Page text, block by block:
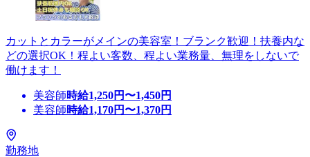
カットとカラーがメインの美容室！ブランク歓迎！扶養内な
どの選択OK！程よい客数、程よい業務量、無理をしないで
働けます！
美容師時給1,250円〜1,450円
美容師時給1,170円〜1,370円
勤務地